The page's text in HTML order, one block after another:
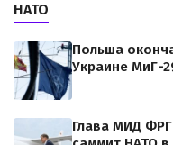
НАТО
Польша
Украине МиГ-
Глава МИД